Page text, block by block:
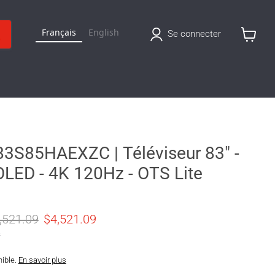
Français English Se connecter
| Téléviseur 83" -
- 4K 120Hz - OTS Lite
originalPrix actuel
$4,521.09
En savoir plus